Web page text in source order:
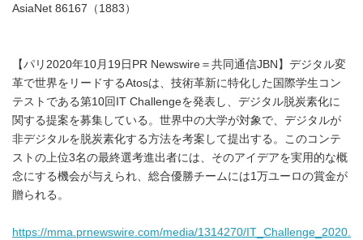
AsiaNet 86167（1883）
【パリ2020年10月19日PR Newswire＝共同通信JBN】デジタル変
革で世界をリードするAtosは、技術革新に特化した国際学生コン
テストである第10回IT Challengeを発表し、デジタル脱炭素化に
関する提案を募集している。世界中の大学が対象で、デジタルが
非デジタルを脱炭素化する方法を考案して提出する。このコンテ
ストの上位3名の最終選考進出者には、そのアイデアを実用的な概
念にする機会が与えられ、総合優勝チームには1万ユーロの賞金が
贈られる。
https://mma.prnewswire.com/media/1314270/IT_Challenge_2020.